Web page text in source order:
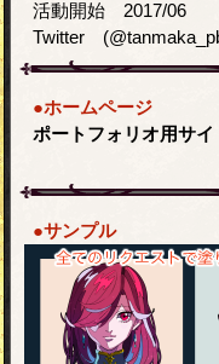
活動開始 2017/06
Twitter
●ホームページ
ポートフォリオ用サイ
●サンプル